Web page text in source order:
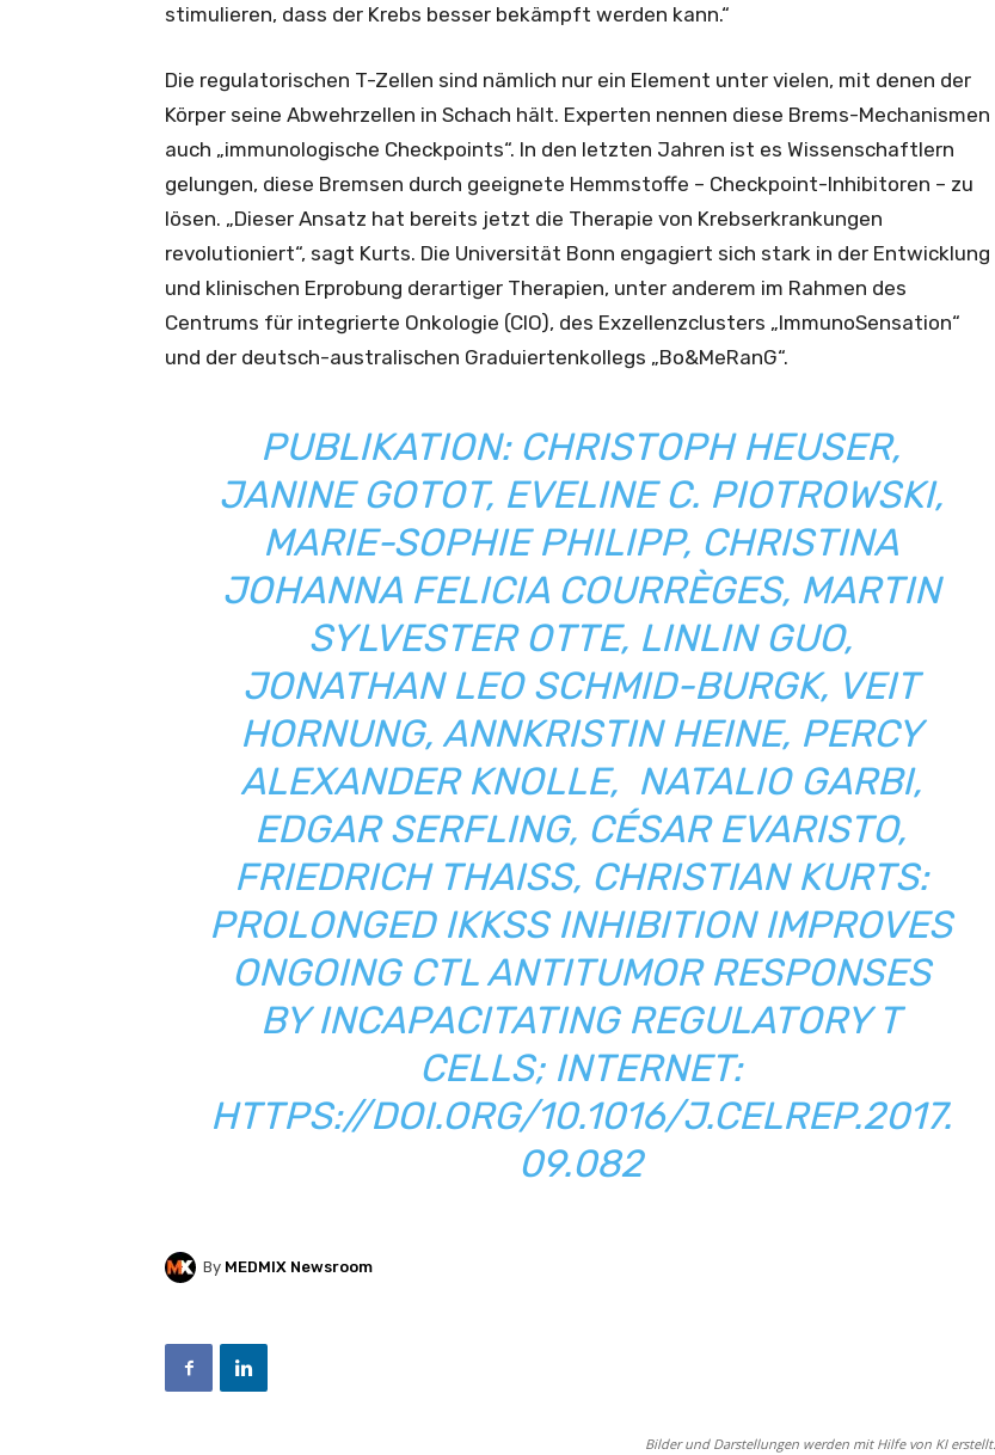
stimulieren, dass der Krebs besser bekämpft werden kann.“
Die regulatorischen T-Zellen sind nämlich nur ein Element unter vielen, mit denen der
Körper seine Abwehrzellen in Schach hält. Experten nennen diese Brems-Mechanismen
auch „immunologische Checkpoints“. In den letzten Jahren ist es Wissenschaftlern
gelungen, diese Bremsen durch geeignete Hemmstoffe – Checkpoint-Inhibitoren – zu
lösen. „Dieser Ansatz hat bereits jetzt die Therapie von Krebserkrankungen
revolutioniert“, sagt Kurts. Die Universität Bonn engagiert sich stark in der Entwicklung
und klinischen Erprobung derartiger Therapien, unter anderem im Rahmen des
Centrums für integrierte Onkologie (CIO), des Exzellenzclusters „ImmunoSensation“
und der deutsch-australischen Graduiertenkollegs „Bo&MeRanG“.
PUBLIKATION: CHRISTOPH HEUSER,
JANINE GOTOT, EVELINE C. PIOTROWSKI,
MARIE-SOPHIE PHILIPP, CHRISTINA
JOHANNA FELICIA COURRÈGES, MARTIN
SYLVESTER OTTE, LINLIN GUO,
JONATHAN LEO SCHMID-BURGK, VEIT
HORNUNG, ANNKRISTIN HEINE, PERCY
ALEXANDER KNOLLE, NATALIO GARBI,
EDGAR SERFLING, CÉSAR EVARISTO,
FRIEDRICH THAISS, CHRISTIAN KURTS:
PROLONGED IKKSS INHIBITION IMPROVES O
NGOING CTL ANTITUMOR RESPONSES B
Y INCAPACITATING REGULATORY T C
ELLS; INTERNET:
HTTPS://DOI.ORG/10.1016/J.CELREP.2017.
09.082
By MEDMIX Newsroom
Bilder und Darstellungen werden mit Hilfe von KI erstellt.